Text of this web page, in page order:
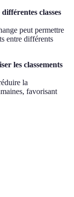
classes
peut permettre
entre différents
les classements
la
favorisant